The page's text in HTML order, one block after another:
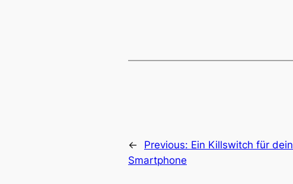
← Previous: Ein Killswitch für dein
Smartphone